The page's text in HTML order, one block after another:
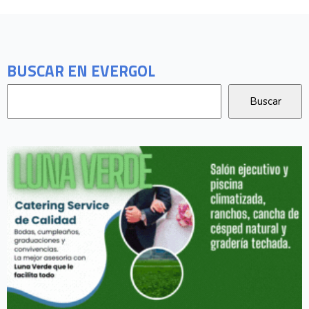
BUSCAR EN EVERGOL